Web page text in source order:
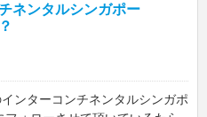
ネンタルシンガポー
ンターコンチネンタルシンガポ